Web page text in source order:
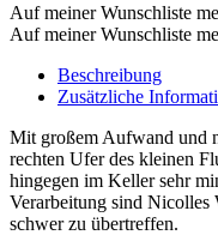
Auf meiner Wunschliste
Auf meiner Wunschliste
Beschreibung
Zusätzliche
Mit großem Aufwand und
rechten Ufer des kleinen
hingegen im Keller sehr
Verarbeitung sind Nicolles
schwer zu übertreffen.